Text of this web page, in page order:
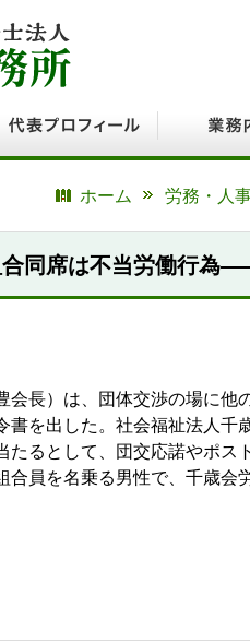
ホーム
労務・人
同席は不当労働行為
会長）は、団体交渉の場に
書を出した。社会福祉法人
たるとして、団交応諾やポ
合員を名乗る男性で、千歳